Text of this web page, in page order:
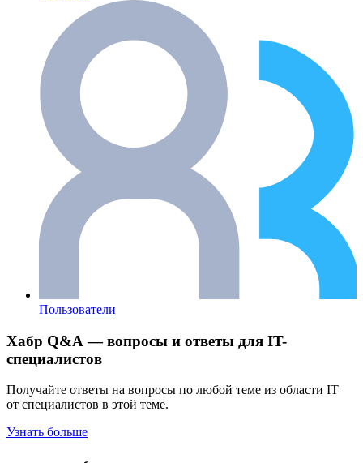
Пользователи
Хабр Q&A — вопросы и ответы для IT-
специалистов
Получайте ответы на вопросы по любой теме из области IT
от специалистов в этой теме.
Узнать больше